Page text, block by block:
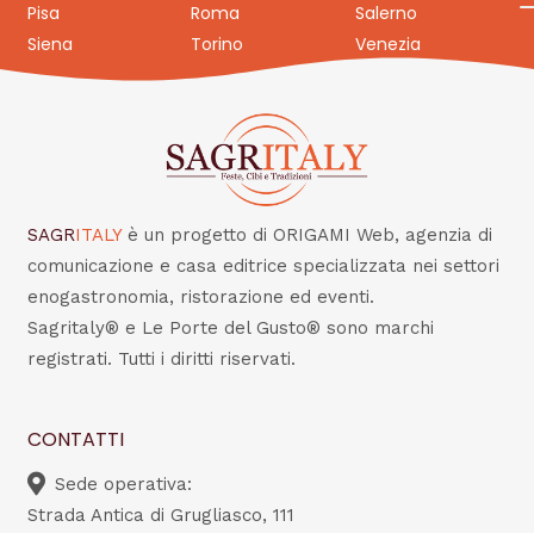
Pisa
Roma
Salerno
Siena
Torino Venezia
SAGRITALY è un progetto di ORIGAMI Web, agenzia di
comunicazione e casa editrice specializzata nei settori
enogastronomia, ristorazione ed eventi.
Sagritaly® e Le Porte del Gusto® sono marchi
registrati. Tutti i diritti riservati.
CONTATTI
Sede operativa:
Strada Antica di Grugliasco, 111